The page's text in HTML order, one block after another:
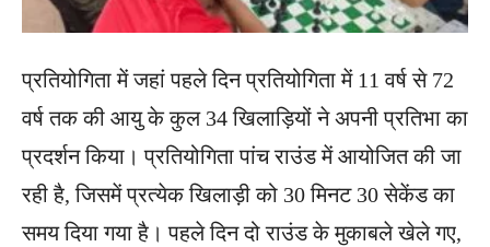
प्रतियोगिता में जहां पहले दिन प्रतियोगिता में 11 वर्ष से 72
वर्ष तक की आयु के कुल 34 खिलाड़ियों ने अपनी प्रतिभा का
प्रदर्शन किया। प्रतियोगिता पांच राउंड में आयोजित की जा
रही है, जिसमें प्रत्येक खिलाड़ी को 30 मिनट 30 सेकेंड का
समय दिया गया है। पहले दिन दो राउंड के मुकाबले खेले गए,